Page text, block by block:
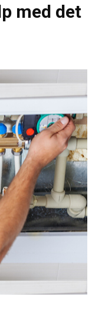
med det